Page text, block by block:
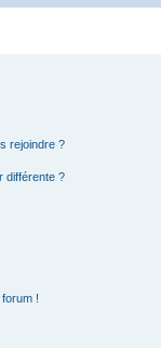
rejoindre ?
différente ?
!